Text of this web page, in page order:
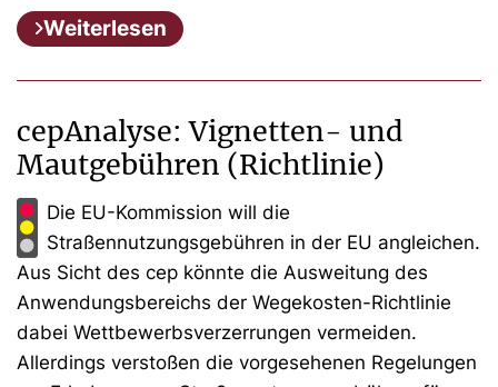
Weiterlesen
cepAnalyse: Vignetten- und
Mautgebühren (Richtlinie)
Die EU-Kommission will die
Straßennutzungsgebühren in der EU angleichen.
Aus Sicht des cep könnte die Ausweitung des
Anwendungsbereichs der Wegekosten-Richtlinie
dabei Wettbewerbsverzerrungen vermeiden.
Allerdings verstoßen die vorgesehenen Regelungen